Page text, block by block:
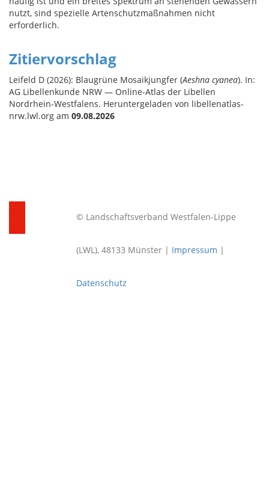
nutzt, sind spezielle Artenschutzmaßnahmen nicht
erforderlich.
Zitiervorschlag
Leifeld D (2026): Blaugrüne Mosaikjungfer (Aeshna cyanea). In:
AG Libellenkunde NRW — Online-Atlas der Libellen
Nordrhein-Westfalens. Heruntergeladen von libellenatlas-
nrw.lwl.org am 09.08.2026
© Landschaftsverband Westfalen-Lippe
(LWL), 48133 Münster | Impressum |
Datenschutz